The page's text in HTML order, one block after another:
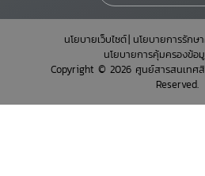
นโยบายเว็บไซต์ นโยบายการรัก
นโยบายการคุ้มครองข้
Copyright © 2026 ศูนย์สารสนเทศ
Reserved.